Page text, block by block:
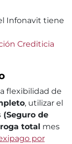
Infonavit tiene
Crediticia
flexibilidad de
, utilizar el
(Seguro de
total mes
por